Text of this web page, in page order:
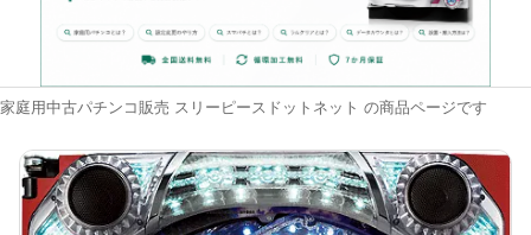
家庭用中古パチンコ販売 スリーピースドットネット の商品ページです